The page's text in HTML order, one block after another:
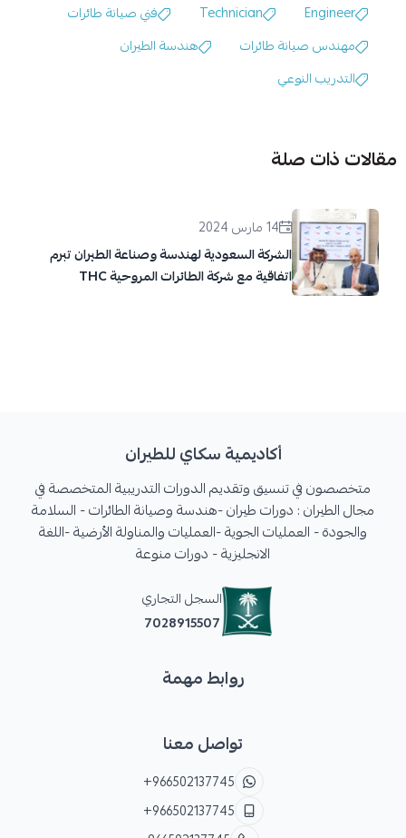
Engineer
Technician
فني صيانة طائرات
مهندس صيانة طائرات
هندسة الطيران
التدريب النوعي
مقالات ذات صلة
14 مارس 2024
الشركة السعودية لهندسة وصناعة الطيران تبرم
اتفاقية مع شركة الطائرات المروحية THC
أكاديمية سكاي للطيران
متخصصون في تنسيق وتقديم الدورات التدريبية المتخصصة في
مجال الطيران : دورات طيران -هندسة وصيانة الطائرات - السلامة
والجودة - العمليات الجوية -العمليات والمناولة الأرضية -اللغة
الانجليزية - دورات منوعة
السجل التجاري
7028915507
روابط مهمة
تواصل معنا
+966502137745
+966502137745